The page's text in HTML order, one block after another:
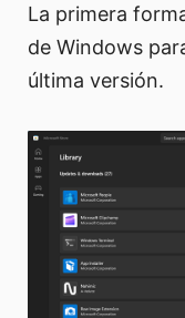
La primera
de Windows
última versión.